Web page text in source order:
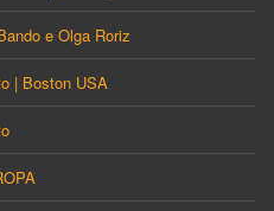
e Olga Roriz
| Boston USA